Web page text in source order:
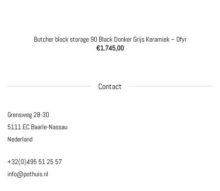
Butcher block storage 90 Black Donker Grijs Keramiek – Ofyr
€1.745,00
Contact
Grensweg 28-30
5111 EC Baarle-Nassau
Nederland
+32(0)495 51 25 57
info@pothuis.nl